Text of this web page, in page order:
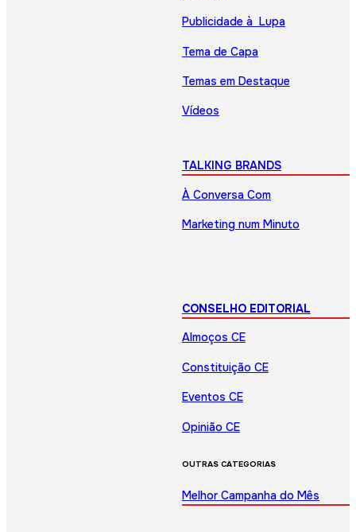
Publicidade à Lupa
Tema de Capa
Temas em Destaque
Vídeos
TALKING BRANDS
À Conversa Com
Marketing num Minuto
CONSELHO EDITORIAL
Almoços CE
Constituição CE
Eventos CE
Opinião CE
OUTRAS CATEGORIAS
Melhor Campanha do Mês